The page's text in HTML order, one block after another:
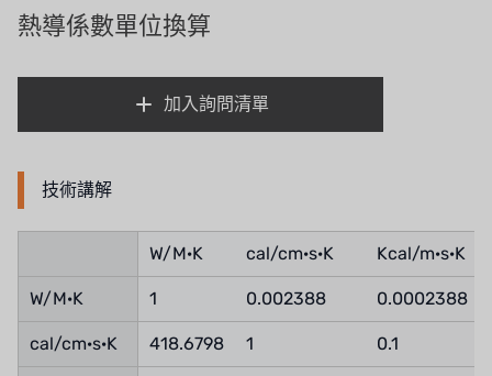
義大利AQUA
美國 EMERSON
美國 PENTAIR
德國 SIEMENS
連絡我們
招募經銷商表單
熱導係數單位換算
加入詢問清單
技術講解
W/M·K cal/cm·s·K Kcal/m·s·K
W/M·K 1 0.002388 0.0002388
cal/cm·s·K 418.6798 1 0.1